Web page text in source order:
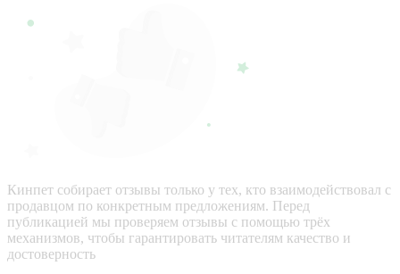
Кинпет собирает отзывы только у тех, кто взаимодействовал с
продавцом по конкретным предложениям. Перед
публикацией мы проверяем отзывы с помощью трёх
механизмов, чтобы гарантировать читателям качество и
достоверность